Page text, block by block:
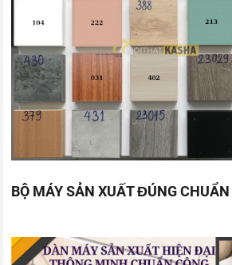
BỘ MÁY SẢN XUẤT ĐÚNG CHUẨN